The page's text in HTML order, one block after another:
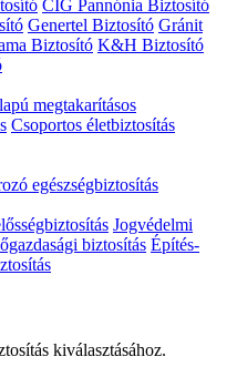
CIG Pannónia Biztosító
Genertel Biztosító Gránit
Biztosító K&H Biztosító
megtakarításos
Csoportos életbiztosítás
egészségbiztosítás
Jogvédelmi
biztosítás Építés-
kiválasztásához.